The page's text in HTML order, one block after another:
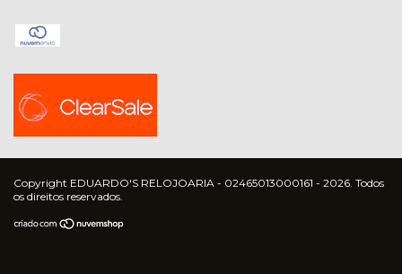
Copyright EDUARDO'S RELOJOARIA - 02465013000161 - 2026. Todos
os direitos reservados.